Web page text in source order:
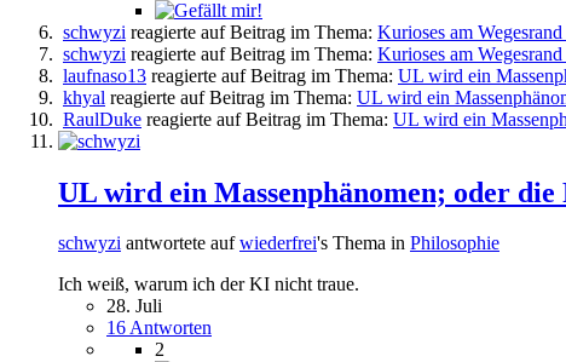
schwyzi reagierte auf Beitrag im Thema: Kurioses am Wegesrand
schwyzi reagierte auf Beitrag im Thema: Kurioses am Wegesrand
laufnaso13 reagierte auf Beitrag im Thema: UL wird ein
khyal reagierte auf Beitrag im Thema: UL wird ein
RaulDuke reagierte auf Beitrag im Thema: UL wird ein
UL wird ein Massenphänomen; oder die
schwyzi antwortete aufwiederfrei's Thema in Philosophie
Ich weiß, warum ich der KI nicht traue.
28. Juli
16 Antworten
2